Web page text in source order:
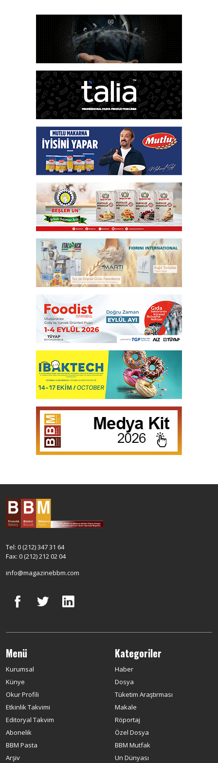
Tel: 0 (212) 347 31 64
Fax: 0 (212) 212 02 04
info@magazinebbm.com
Menü
Kurumsal
Künye
Okur Profili
Etkinlik Takvimi
Editoryal Takvim
Abonelik
BBM Pasta
Arşiv
Kategoriler
Haber
Dosya
Tüketim Araştırması
Makale
Röportaj
Özel Dosya
BBM Mutfak
Un Dünyası